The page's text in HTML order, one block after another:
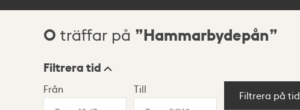
Sökresultat
0 träffar på Hammarbydepån
Visningsläge
Filtrera tid
Från Till
Filtrera på tid